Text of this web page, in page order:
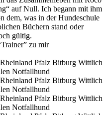
auf Null. Ich begann mit ihm
dem, was in der Hundeschule
Büchern stand oder
gültig.
zu mir